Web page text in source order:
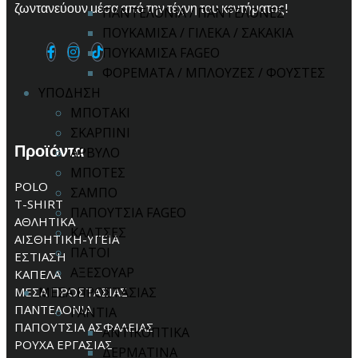
ΠΑΝΤΕΛΟΝΙΑ / ΠΑΝΤΕΛΟΝΕΣ
ΠΟΥΚΑΜΙΣΑ / ΓΙΛΕΚΑ / ΣΑΚΑΚΙΑ
ΠΟΥΚΑΜΙΣΑ FAGEO
ΦΟΡΕΜΑΤΑ / ΜΠΛΟΥΖΕΣ / ΦΟΥΣΤΕΣ
ΥΠΟΔΗΣΗ
ΜΠΟΤΑΚΙ
ΣΚΑΡΠΙΝΙ
ΑΡΒΥΛΟ
ΜΠΟΤΕΣ
ΣΑΜΠΟ
ΠΑΠΟΥΤΣΙΑ FAGEO
ΚΑΛΤΣΕΣ
ΠΑΤΟΙ
ΑΞΕΣΟΥΑΡ
ΜΕΣΑ ΠΡΟΣΤΑΣΙΑΣ
ΓΑΝΤΙΑ
ΑΝΤΙΚΟΠΤΙΚΑ
ΔΕΡΜΑΤΙΝΑ
ζωντανεύουν μέσα από την τέχνη του κεντήματος!
Προϊόντα
POLO
T-SHIRT
ΑΘΛΗΤΙΚΑ
ΑΙΣΘΗΤΙΚΗ-ΥΓΕΙΑ
ΕΣΤΙΑΣΗ
ΚΑΠΕΛΑ
ΜΕΣΑ ΠΡΟΣΤΑΣΙΑΣ
ΠΑΝΤΕΛΟΝΙΑ
ΠΑΠΟΥΤΣΙΑ ΑΣΦΑΛΕΙΑΣ
ΡΟΥΧΑ ΕΡΓΑΣΙΑΣ